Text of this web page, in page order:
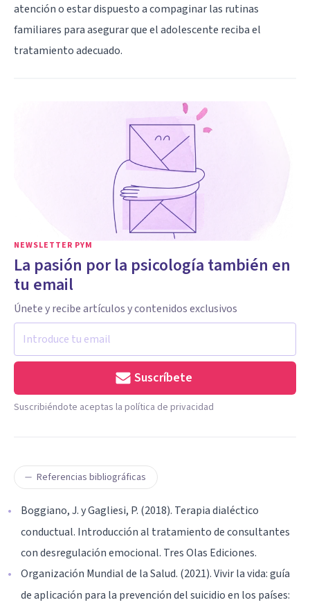
atención o estar dispuesto a compaginar las rutinas
familiares para asegurar que el adolescente reciba el
tratamiento adecuado.
NEWSLETTER PYM
La pasión por la psicología también en
tu email
Únete y recibe artículos y contenidos exclusivos
Suscríbete
Suscribiéndote aceptas la política de privacidad
Referencias bibliográficas
Boggiano, J. y Gagliesi, P. (2018). Terapia dialéctico
conductual. Introducción al tratamiento de consultantes
con desregulación emocional. Tres Olas Ediciones.
Organización Mundial de la Salud. (2021). Vivir la vida: guía
de aplicación para la prevención del suicidio en los países: